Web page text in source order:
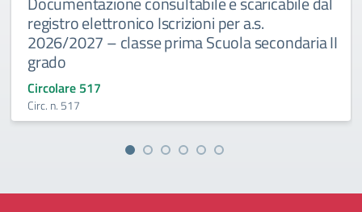
registro elettronico Iscrizioni per a.s.
2026/2027 – classe prima Scuola secondaria II
grado
Circolare 517
Circ. n. 517